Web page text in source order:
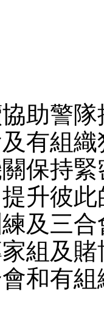
助警
有組
保持
升彼
及三
組及
和有